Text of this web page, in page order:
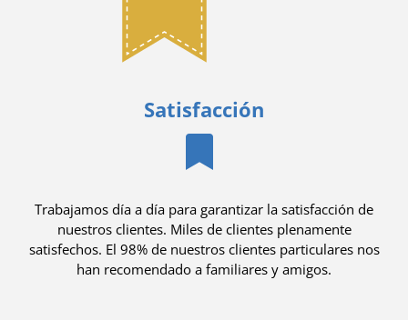
Satisfacción
Trabajamos día a día para garantizar la satisfacción de
nuestros clientes. Miles de clientes plenamente
satisfechos. El 98% de nuestros clientes particulares nos
han recomendado a familiares y amigos.